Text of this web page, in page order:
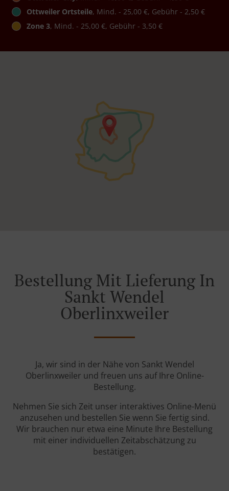
Ottweiler Ortsteile, Mind. - 25,00 €, Gebühr - 2,50 €
Zone 3, Mind. - 25,00 €, Gebühr - 3,50 €
Bestellung Mit Lieferung In
Sankt Wendel
Oberlinxweiler
Ja, wir sind in der Nähe von Sankt Wendel
Oberlinxweiler und freuen uns auf Ihre Online-
Bestellung.
Nehmen Sie sich Zeit unser interaktives Online-Menü
anzusehen und bestellen Sie wenn Sie fertig sind.
Wir brauchen nur etwa eine Minute Ihre Bestellung
mit einer individuellen Zeitabschätzung zu
bestätigen.